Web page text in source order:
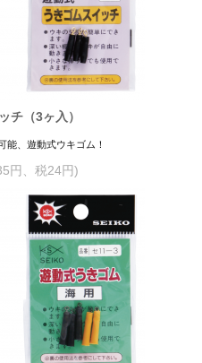
チ（3ヶ入）
能、遊動式ウキゴム！
円、税24円)